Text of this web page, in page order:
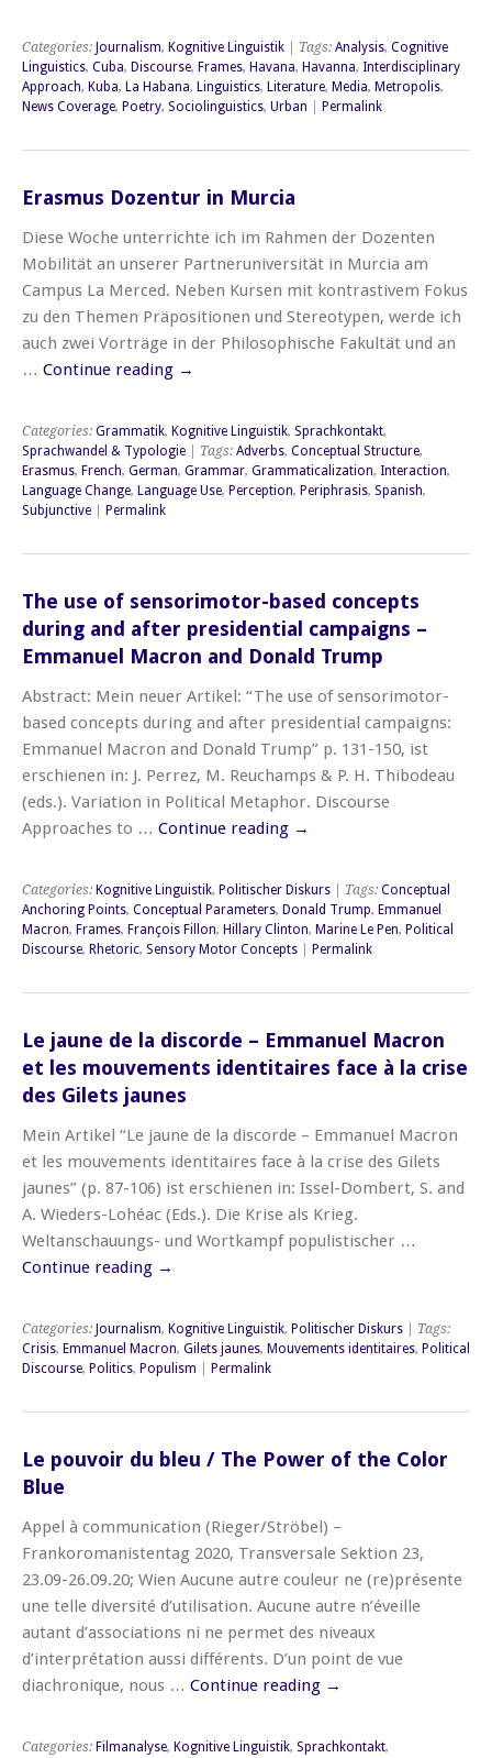
Categories: Journalism, Kognitive Linguistik | Tags: Analysis, Cognitive
Linguistics, Cuba, Discourse, Frames, Havana, Havanna, Interdisciplinary
Approach, Kuba, La Habana, Linguistics, Literature, Media, Metropolis,
News Coverage, Poetry, Sociolinguistics, Urban Permalink
Erasmus Dozentur in Murcia
Diese Woche unterrichte ich im Rahmen der Dozenten
Mobilität an unserer Partneruniversität in Murcia am
Campus La Merced. Neben Kursen mit kontrastivem Fokus
zu den Themen Präpositionen und Stereotypen, werde ich
auch zwei Vorträge in der Philosophische Fakultät und an
… Continue reading →
Categories: Grammatik, Kognitive Linguistik, Sprachkontakt,
Sprachwandel & Typologie | Tags: Adverbs, Conceptual Structure,
Erasmus, French, German, Grammar, Grammaticalization, Interaction,
Language Change, Language Use, Perception, Periphrasis, Spanish,
Subjunctive
Permalink
The use of sensorimotor-based concepts
during and after presidential campaigns –
Emmanuel Macron and Donald Trump
Abstract: Mein neuer Artikel: “The use of sensorimotor-
based concepts during and after presidential campaigns:
Emmanuel Macron and Donald Trump” p. 131-150, ist
erschienen in: J. Perrez, M. Reuchamps & P. H. Thibodeau
(eds.). Variation in Political Metaphor. Discourse
Approaches to … Continue reading →
Categories: Kognitive Linguistik, Politischer Diskurs | Tags: Conceptual
Anchoring Points, Conceptual Parameters, Donald Trump, Emmanuel
Macron, Frames, François Fillon, Hillary Clinton, Marine Le Pen, Political
Discourse, Rhetoric, Sensory Motor Concepts Permalink
Le jaune de la discorde – Emmanuel Macron
et les mouvements identitaires face à la crise
des Gilets jaunes
Mein Artikel “Le jaune de la discorde – Emmanuel Macron
et les mouvements identitaires face à la crise des Gilets
jaunes” (p. 87-106) ist erschienen in: Issel-Dombert, S. and
A. Wieders-Lohéac (Eds.). Die Krise als Krieg.
Weltanschauungs- und Wortkampf populistischer …
Continue reading →
Categories: Journalism, Kognitive Linguistik, Politischer Diskurs | Tags:
Crisis, Emmanuel Macron, Gilets jaunes, Mouvements identitaires, Political
Discourse, Politics, Populism Permalink
Le pouvoir du bleu / The Power of the Color
Blue
Appel à communication (Rieger/Ströbel) –
Frankoromanistentag 2020, Transversale Sektion 23,
23.09-26.09.20; Wien Aucune autre couleur ne (re)présente
une telle diversité d’utilisation. Aucune autre n’éveille
autant d’associations ni ne permet des niveaux
d’interprétation aussi différents. D’un point de vue
diachronique, nous … Continue reading →
Categories: Filmanalyse, Kognitive Linguistik, Sprachkontakt,